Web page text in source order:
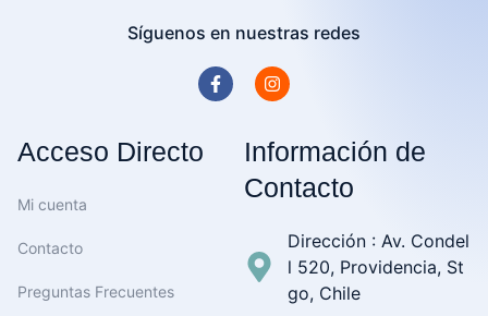
Síguenos en nuestras redes
Acceso Directo
Mi cuenta
Contacto
Preguntas Frecuentes
Información de
Contacto
Dirección : Av. Condel
l 520, Providencia, St
go, Chile